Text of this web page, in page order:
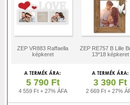
ZEP VR883 Raffaella
képkeret
ZEP RE757 B Lille
13*18 képkeret
5 790 Ft
4 559 Ft + 27% ÁFA
3 390 Ft
2 669 Ft + 27%